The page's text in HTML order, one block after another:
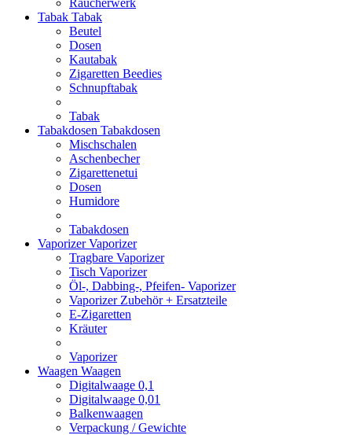
Räucherwerk
Tabak Tabak
Beutel
Dosen
Kautabak
Zigaretten Beedies
Schnupftabak
Tabak
Tabakdosen Tabakdosen
Mischschalen
Aschenbecher
Zigarettenetui
Dosen
Humidore
Tabakdosen
VaporizerVaporizer
Tragbare Vaporizer
Tisch Vaporizer
Öl-, Dabbing-, Pfeifen- Vaporizer
Vaporizer Zubehör + Ersatzteile
E-Zigaretten
Kräuter
Vaporizer
Waagen Waagen
Digitalwaage 0,1
Digitalwaage 0,01
Balkenwaagen
Verpackung / Gewichte